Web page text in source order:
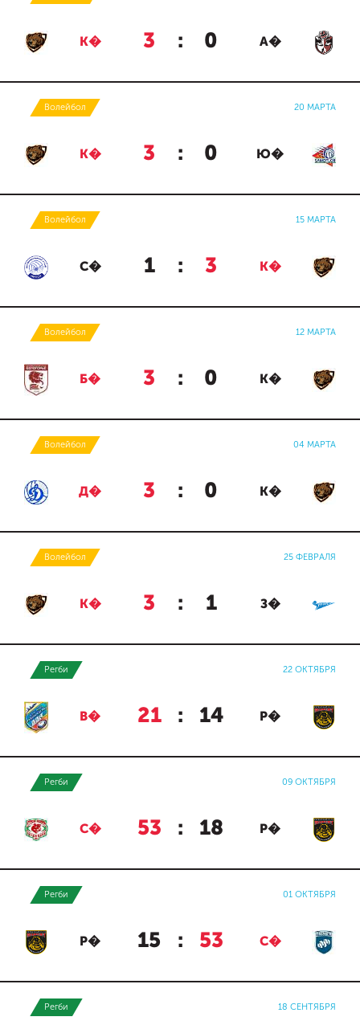
К� 3 : 0 А�
Волейбол 20 МАРТА
К� 3 : 0 Ю�
Волейбол 15 МАРТА
С� 1 : 3 К�
Волейбол 12 МАРТА
Б� 3 : 0 К�
Волейбол 04 МАРТА
Д� 3 : 0 К�
Волейбол 25 ФЕВРАЛЯ
К� 3 : 1 З�
Регби 22 ОКТЯБРЯ
В� 21 : 14 Р�
Регби 09 ОКТЯБРЯ
С� 53 : 18 Р�
Регби 01 ОКТЯБРЯ
Р� 15 : 53 С�
Регби 18 СЕНТЯБРЯ